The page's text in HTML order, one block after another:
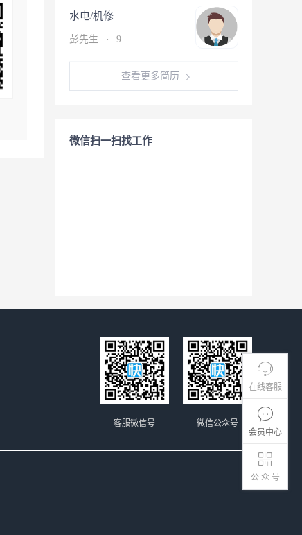
在线客服
会员中心
公 众 号
水电/机修
彭先生 · 9
查看更多简历
微信扫一扫找工作
微信公众号
客服微信号